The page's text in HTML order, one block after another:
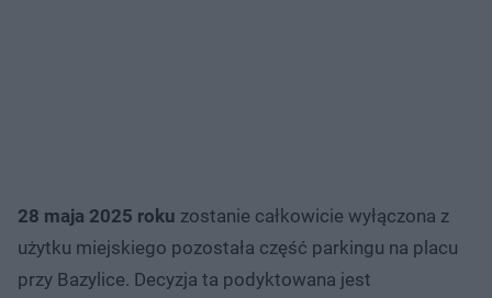
28 maja 2025 roku zostanie całkowicie wyłączona z
użytku miejskiego pozostała część parkingu na placu
przy Bazylice. Decyzja ta podyktowana jest